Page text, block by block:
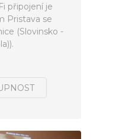
připojení je
Pristava se
(Slovinsko -